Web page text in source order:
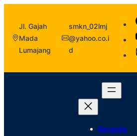
Jl. Gajah
Mada
Lumajang
smkn_02lmj
@yahoo.co.i
d
Beranda